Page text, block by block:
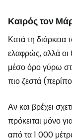
Καιρός τον
Κατά τη διάρκεια
ελαφρώς, αλλά οι
μέσο όρο γύρω
πιο ζεστά
Αν και βρέχει
πρόκειται μόνο
από τα 1 000